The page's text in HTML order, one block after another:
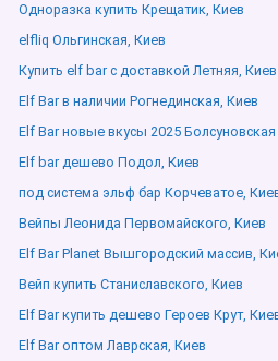
Одноразка купить Крещатик, Киев
elfliq Ольгинская, Киев
Купить elf bar с доставкой Летняя, Киев
Elf Bar в наличии Рогнединская, Киев
Elf Bar новые вкусы 2025 Болсуновская
Elf bar дешево Подол, Киев
под система эльф бар Корчеватое,
Вейпы Леонида Первомайского, Киев
Elf Bar Planet Вышгородский массив,
Вейп купить Станиславского, Киев
Elf Bar купить дешево Героев Крут,
Elf Bar оптом Лаврская, Киев